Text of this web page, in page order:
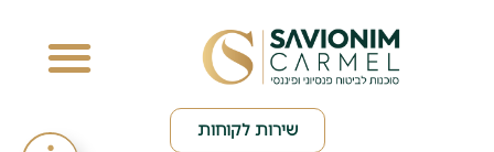
שירות לקוחות